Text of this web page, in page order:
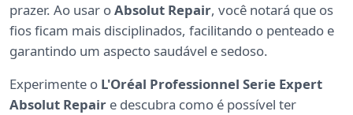
prazer. Ao usar oAbsolut Repair, você notará que os
fios ficam mais disciplinados, facilitando o penteado e
garantindo um aspecto saudável e sedoso.
Experimente o L'Oréal Professionnel Serie Expert
Absolut Repair e descubra como é possível ter